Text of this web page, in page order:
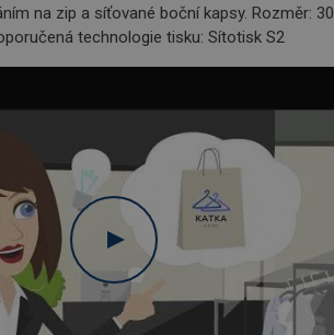
na zip a síťované boční kapsy. Rozměr: 30
technologie tisku: Sítotisk S2